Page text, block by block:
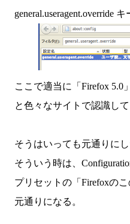
general.useragent.override
ここで適当に「Firefox 5.0
と色々なサイトで認識し
そうはいっても元通りにし
そういう時は、
プリセットの「Firefoxの
元通りになる。